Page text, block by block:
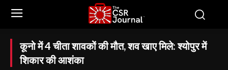
कूनो में 4 चीता शावकों की मौत, शव खाए मिले: श्योपुर में
शिकार की आशंका